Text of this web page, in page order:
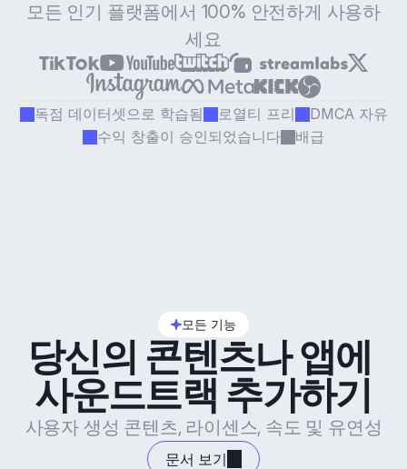
모든 인기 플랫폼에서 100% 안전하게 사용하
세요
독점 데이터셋으로 학습됨 로열티 프리
DMCA 자유
수익 창출이 승인되었습니다
배급
모든 기능
당신의 콘텐츠나 앱에
사운드트랙 추가하기
사용자 생성 콘텐츠, 라이센스, 속도 및 유연성
문서 보기